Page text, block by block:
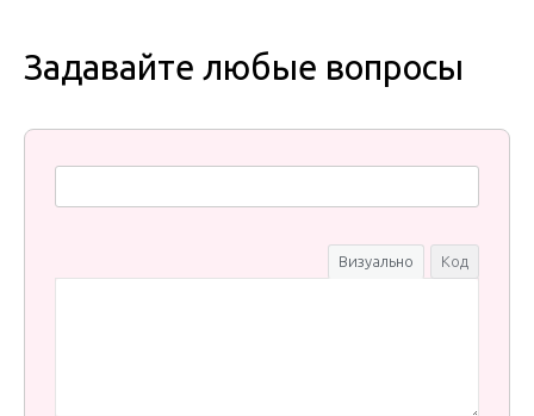
Задавайте любые вопросы
Визуально Код